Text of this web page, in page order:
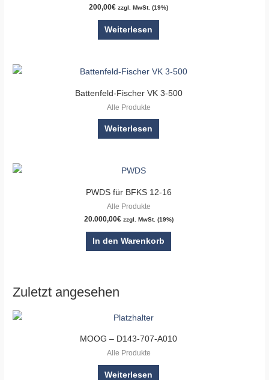
200,00€ zzgl. MwSt. (19%)
Weiterlesen
Battenfeld-Fischer VK 3-500
Alle Produkte
Weiterlesen
PWDS für BFKS 12-16
Alle Produkte
20.000,00€ zzgl. MwSt. (19%)
In den Warenkorb
Zuletzt angesehen
MOOG – D143-707-A010
Alle Produkte
Weiterlesen